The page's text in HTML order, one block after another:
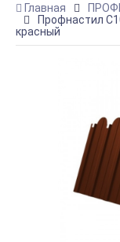
Главная
Профнастил
красный